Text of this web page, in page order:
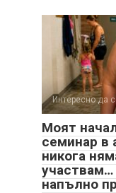
Интересно да
Моят
семинар в
никога
напълно